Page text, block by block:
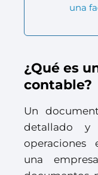
una
¿Qué es
contable?
Un
detallado
operaciones
una